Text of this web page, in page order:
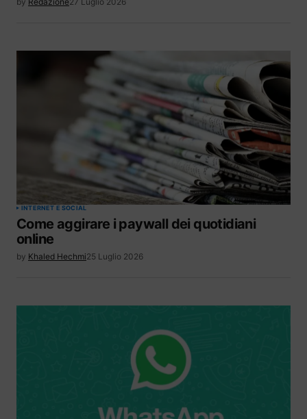
INTERNET E SOCIAL
Come aggirare i paywall dei quotidiani
online
by Khaled Hechmi25 Luglio 2026